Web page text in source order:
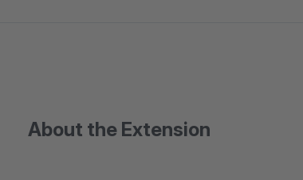
About the Extension